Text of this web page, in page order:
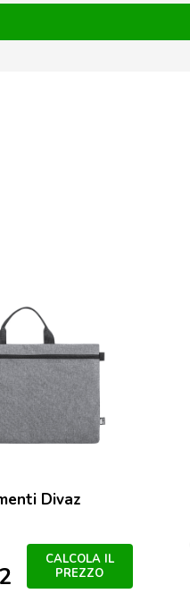
Divaz
CALCOLA IL
PREZZO